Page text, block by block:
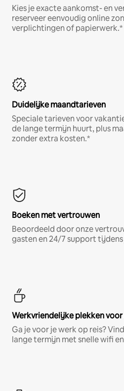
Kies je exacte aankomst- en
reserveer eenvoudig online
verplichtingen of papierwerk.*
Duidelijke maandtarieven
Speciale tarieven voor
de lange termijn huurt, plus
zonder extra kosten.*
Boeken met vertrouwen
Beoordeeld door onze
gasten en 24/7 support
Werkvriendelijke plekken
Ga je voor je werk op reis?
lange termijn met snelle wifi